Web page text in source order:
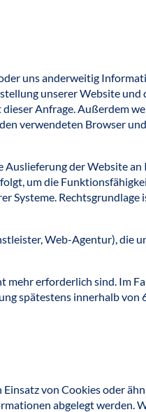
uns anderweitig
unserer Website
Anfrage. Außerdem
verwendeten Browser
der Website
um die
Rechtsgrundlage
Web-Agentur), die
erforderlich sind. Im
spätestens innerhalb von
von Cookies oder
abgelegt werden.